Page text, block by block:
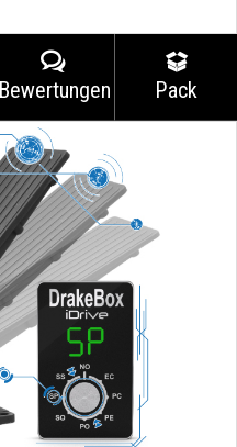
Bewertungen Pack